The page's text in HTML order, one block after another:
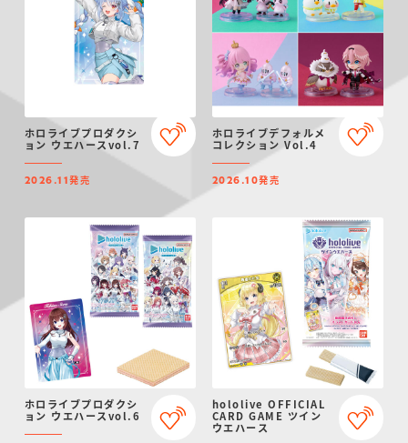
ホロライブプロダクシ
ョン ウエハースvol.7
2026.11発売
ホロライブデフォルメ
コレクション Vol.4
2026.10発売
ホロライブプロダクシ
ョン ウエハースvol.6
hololive OFFICIAL
CARD GAME ツイン
ウエハース